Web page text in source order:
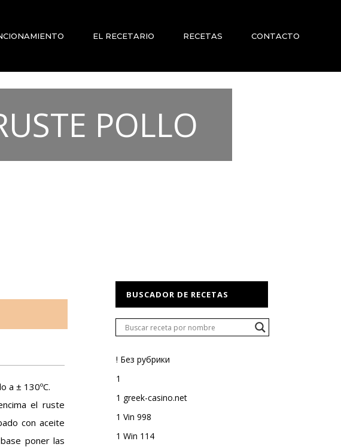
EL RECETARIO RECETAS CONTACTO
POLLO
a ± 130ºC.
el ruste
con aceite
poner las
BUSCADOR DE RECETAS
! Без рубрики
1
1 greek-casino.net
1 Vin 998
1 Win 114